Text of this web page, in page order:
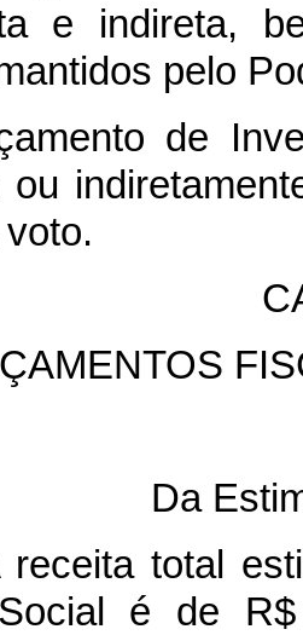
e indireta,
pelo
de
ou
Da
total
é de R$